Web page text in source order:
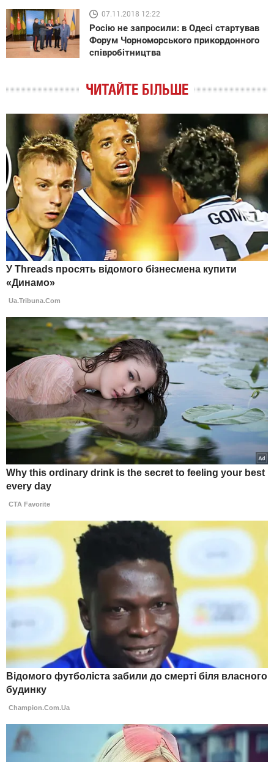
07.11.2018 12:22
Росію не запросили: в Одесі стартував
Форум Чорноморського прикордонного
співробітництва
ЧИТАЙТЕ БІЛЬШЕ